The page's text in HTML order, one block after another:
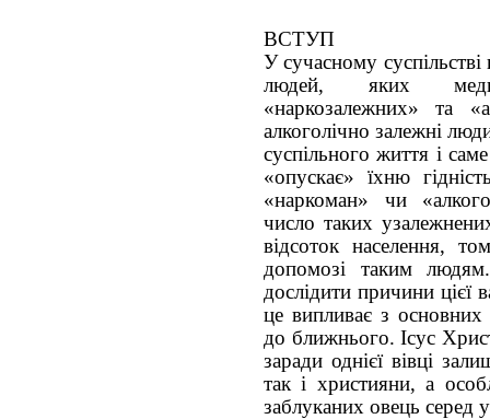
ВСТУП
У сучасному
людей, яких
«наркозалежних» та
алкоголічно залежні
суспільного життя і
«опускає» їхню
«наркоман» чи
число таких
відсоток населення,
допомозі таким
дослідити причини цієї
це випливає з
до ближнього. Ісус
заради однієї вівці
так і християни, а
заблуканих овець серед